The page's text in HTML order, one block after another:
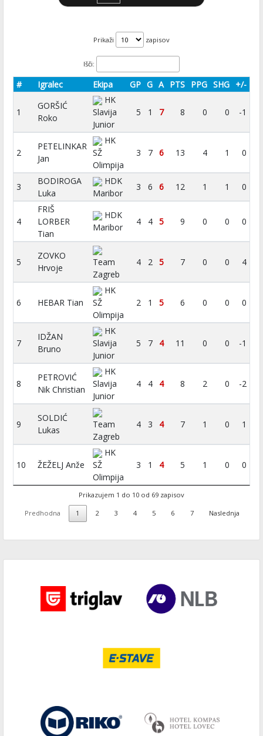
Prikaži zapisov
Išči:
# Igralec Ekipa GP G A PTS PPG SHG +/-
1
GORŠIĆ
Roko
HK
Slavija
Junior
5 1 7 8 0 0 -1
2
PETELINKAR
Jan
HK
SŽ
Olimpija
3 7 6 13 4 1 0
3
BODIROGA
Luka
HDK
Maribor
3 6 6 12 1 1 0
4
FRIŠ
LORBER
Tian
HDK
Maribor
4 4 5 9 0 0 0
5
ZOVKO
Hrvoje
Team
Zagreb
4 2 5 7 0 0 4
6 HEBAR Tian
HK
SŽ
Olimpija
2 1 5 6 0 0 0
7
IDŽAN
Bruno
HK
Slavija
Junior
5 7 4 11 0 0 -1
8
PETROVIĆ
Nik Christian
HK
Slavija
Junior
4 4 4 8 2 0 -2
9
SOLDIĆ
Lukas
Team
Zagreb
4 3 4 7 1 0 1
10 ŽEŽELJ Anže
HK
SŽ
Olimpija
3 1 4 5 1 0 0
Prikazujem 1 do 10 od 69 zapisov
Predhodna 1 2 3 4 5 6 7 Naslednja